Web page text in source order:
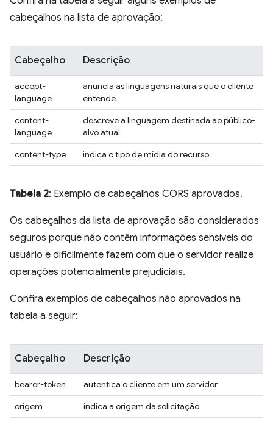
cabeçalhos na lista de aprovação:
Cabeçalho Descrição
accept-
language
anuncia as linguagens naturais que o cliente
entende
content-
language
descreve a linguagem destinada ao público-
alvo atual
content-type
indica o tipo de mídia do recurso
Tabela 2: Exemplo de cabeçalhos CORS aprovados.
Os cabeçalhos da lista de aprovação são considerados
seguros porque não contêm informações sensíveis do
usuário e dificilmente fazem com que o servidor realize
operações potencialmente prejudiciais.
Confira exemplos de cabeçalhos não aprovados na
tabela a seguir:
Cabeçalho Descrição
bearer-token
autentica o cliente em um servidor
origem
indica a origem da solicitação